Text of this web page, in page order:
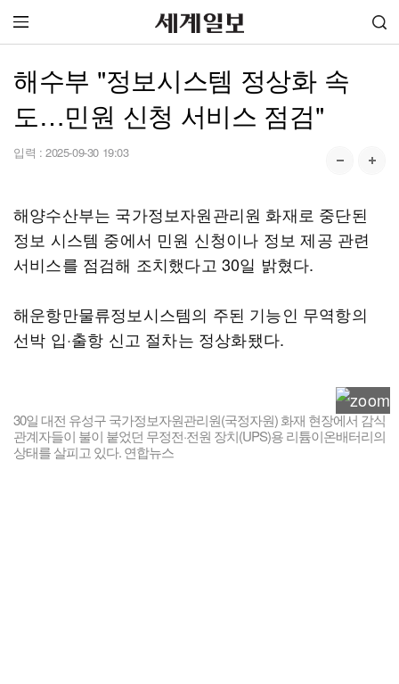
해수부 "정보시스템 정상화 속
도…민원 신청 서비스 점검"
입력 : 2025-09-30 19:03
해양수산부는 국가정보자원관리원 화재로 중단된
정보 시스템 중에서 민원 신청이나 정보 제공 관련
서비스를 점검해 조치했다고 30일 밝혔다.
해운항만물류정보시스템의 주된 기능인 무역항의
선박 입·출항 신고 절차는 정상화됐다.
30일 대전 유성구 국가정보자원관리원(국정자원) 화재 현장에서 감식
관계자들이 불이 붙었던 무정전·전원 장치(UPS)용 리튬이온배터리의
상태를 살피고 있다. 연합뉴스